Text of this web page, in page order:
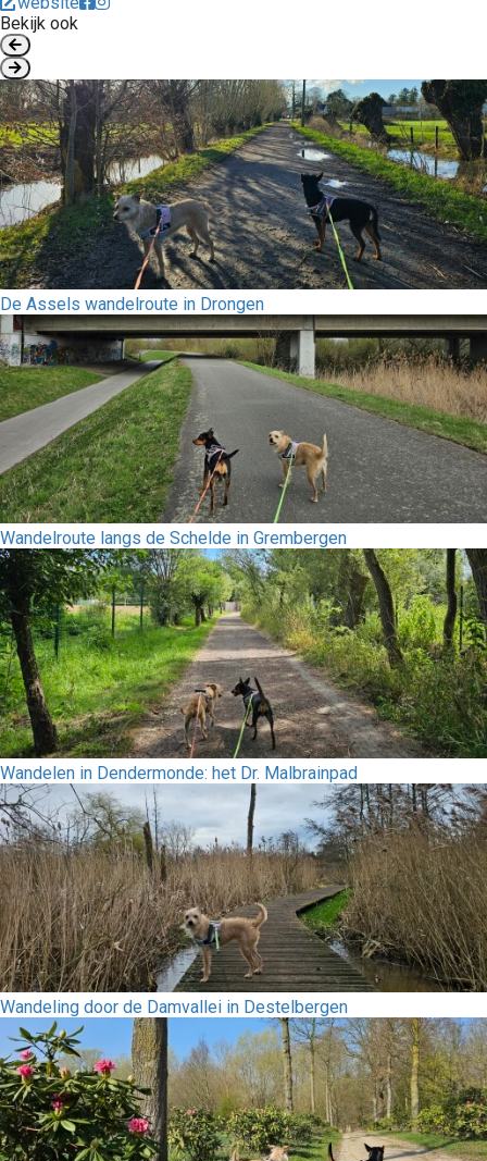
Bekijk ook
De Assels wandelroute in Drongen
Wandelroute langs de Schelde in Grembergen
Wandelen in Dendermonde: het Dr. Malbrainpad
Wandeling door de Damvallei in Destelbergen